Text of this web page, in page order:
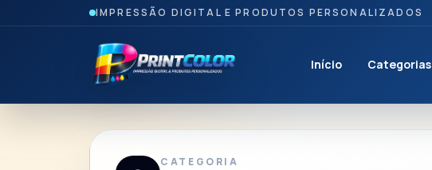
IMPRESSÃO DIGITAL E PRODUTOS PERSONALIZADOS
Início Categorias
CATEGORIA